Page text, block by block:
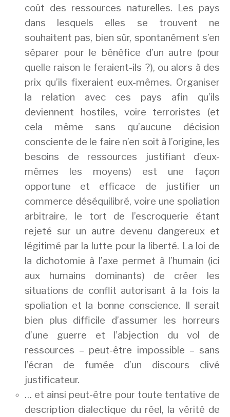
coût des ressources naturelles. Les pays
dans lesquels elles se trouvent ne
souhaitent pas, bien sûr, spontanément s’en
séparer pour le bénéfice d’un autre (pour
quelle raison le feraient-ils ?), ou alors à des
prix qu’ils fixeraient eux-mêmes. Organiser
la relation avec ces pays afin qu’ils
deviennent hostiles, voire terroristes (et
cela même sans qu’aucune décision
consciente de le faire n’en soit à l’origine, les
besoins de ressources justifiant d’eux-
mêmes les moyens) est une façon
opportune et efficace de justifier un
commerce déséquilibré, voire une spoliation
arbitraire, le tort de l’escroquerie étant
rejeté sur un autre devenu dangereux et
légitimé par la lutte pour la liberté. La loi de
la dichotomie à l’axe permet à l’humain (ici
aux humains dominants) de créer les
situations de conflit autorisant à la fois la
spoliation et la bonne conscience. Il serait
bien plus difficile d’assumer les horreurs
d’une guerre et l’abjection du vol de
ressources – peut-être impossible – sans
l’écran de fumée d’un discours clivé
justificateur.
… et ainsi peut-être pour toute tentative de
description dialectique du réel, la vérité de